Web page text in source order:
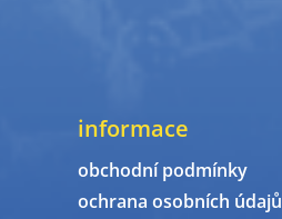
informace
obchodní podmínky
ochrana osobních údajů